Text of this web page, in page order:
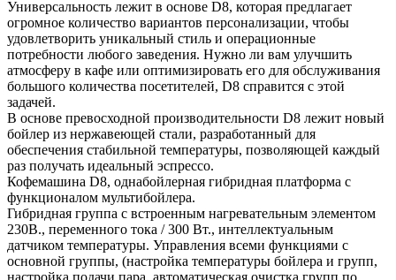
Универсальность лежит в основе D8, которая предлагает
огромное количество вариантов персонализации, чтобы
удовлетворить уникальный стиль и операционные
потребности любого заведения. Нужно ли вам улучшить
атмосферу в кафе или оптимизировать его для обслуживания
большого количества посетителей, D8 справится с этой
задачей.
В основе превосходной производительности D8 лежит новый
бойлер из нержавеющей стали, разработанный для
обеспечения стабильной температуры, позволяющей каждый
раз получать идеальный эспрессо.
Кофемашина D8, однабойлерная гибридная платформа с
функционалом мультибойлера.
Гибридная группа с встроенным нагревательным элементом
230В., переменного тока / 300 Вт., интеллектуальным
датчиком температуры. Управления всеми функциями с
основной группы, (настройка температуры бойлера и групп,
настройка подачи пара, автоматическая очистка групп по